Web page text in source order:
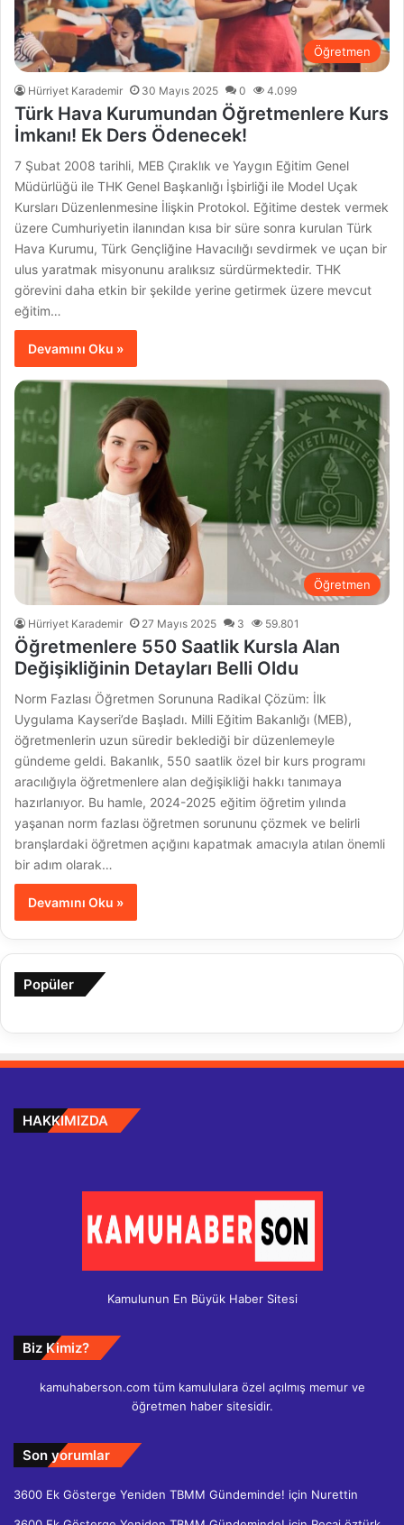
Öğretmen
Hürriyet Karademir 30 Mayıs 2025 0 4.099
Türk Hava Kurumundan Öğretmenlere Kurs
İmkanı! Ek Ders Ödenecek!
7 Şubat 2008 tarihli, MEB Çıraklık ve Yaygın Eğitim Genel
Müdürlüğü ile THK Genel Başkanlığı İşbirliği ile Model Uçak
Kursları Düzenlenmesine İlişkin Protokol. Eğitime destek vermek
üzere Cumhuriyetin ilanından kısa bir süre sonra kurulan Türk
Hava Kurumu, Türk Gençliğine Havacılığı sevdirmek ve uçan bir
ulus yaratmak misyonunu aralıksız sürdürmektedir. THK
görevini daha etkin bir şekilde yerine getirmek üzere mevcut
eğitim…
Devamını Oku »
Öğretmen
Hürriyet Karademir 27 Mayıs 2025 3 59.801
Öğretmenlere 550 Saatlik Kursla Alan
Değişikliğinin Detayları Belli Oldu
Norm Fazlası Öğretmen Sorununa Radikal Çözüm: İlk
Uygulama Kayseri’de Başladı. Milli Eğitim Bakanlığı (MEB),
öğretmenlerin uzun süredir beklediği bir düzenlemeyle
gündeme geldi. Bakanlık, 550 saatlik özel bir kurs programı
aracılığıyla öğretmenlere alan değişikliği hakkı tanımaya
hazırlanıyor. Bu hamle, 2024-2025 eğitim öğretim yılında
yaşanan norm fazlası öğretmen sorununu çözmek ve belirli
branşlardaki öğretmen açığını kapatmak amacıyla atılan önemli
bir adım olarak…
Devamını Oku »
Popüler
HAKKIMIZDA
Kamulunun En Büyük Haber Sitesi
Biz Kimiz?
kamuhaberson.com tüm kamululara özel açılmış memur ve
öğretmen haber sitesidir.
Son yorumlar
3600 Ek Gösterge Yeniden TBMM Gündeminde! için Nurettin